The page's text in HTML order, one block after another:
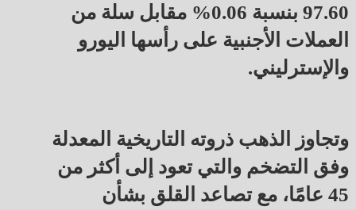
97.60 بنسبة 0.06% مقابل سلة من
العملات الأجنبية على رأسها اليورو
والإسترليني.
وتجاوز الذهب ذروته التاريخية المعدلة
وفق التضخم والتي تعود إلى أكثر من
45 عامًا، مع تصاعد القلق بشأن